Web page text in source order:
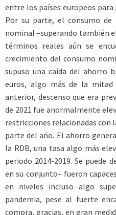
entre los países europeos
Por su parte, el consumo de
nominal –superando también
términos reales aún se
crecimiento del consumo
supuso una caída del ahorro
euros, algo más de la
anterior, descenso que era
de 2021 fue anormalmente
restricciones relacionadas con
parte del año. El ahorro
la RDB, una tasa algo más
periodo 2014-2019. Se puede
en su conjunto– fueron
en niveles incluso algo
pandemia, pese al fuerte
compra, gracias, en gran